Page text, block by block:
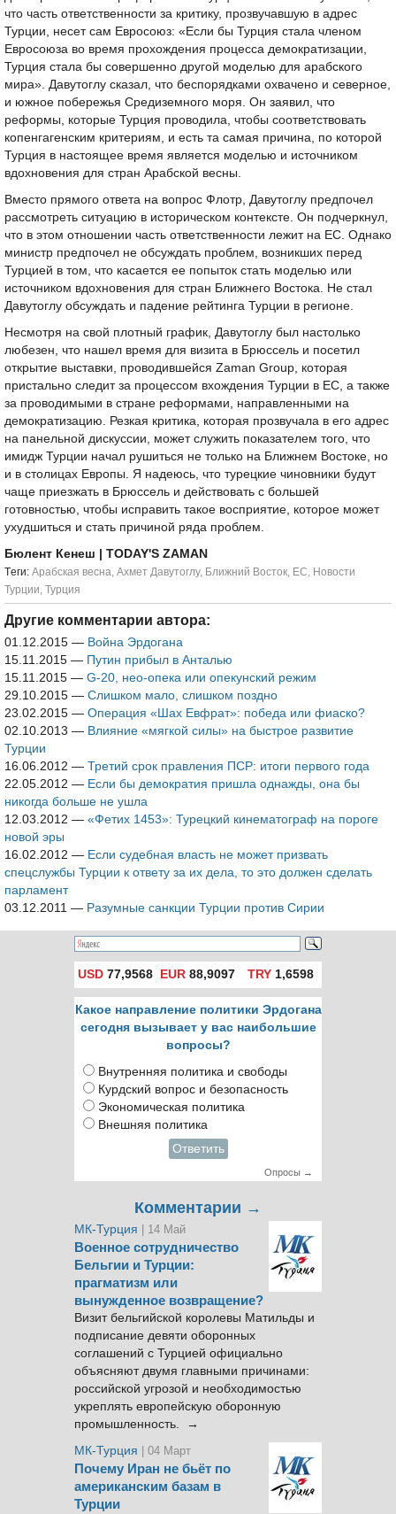
что часть ответственности за критику, прозвучавшую в адрес
Турции, несет сам Евросоюз: «Если бы Турция стала членом
Евросоюза во время прохождения процесса демократизации,
Турция стала бы совершенно другой моделью для арабского
мира». Давутоглу сказал, что беспорядками охвачено и северное,
и южное побережья Средиземного моря. Он заявил, что
реформы, которые Турция проводила, чтобы соответствовать
копенгагенским критериям, и есть та самая причина, по которой
Турция в настоящее время является моделью и источником
вдохновения для стран Арабской весны.
Вместо прямого ответа на вопрос Флотр, Давутоглу предпочел
рассмотреть ситуацию в историческом контексте. Он подчеркнул,
что в этом отношении часть ответственности лежит на ЕС. Однако
министр предпочел не обсуждать проблем, возникших перед
Турцией в том, что касается ее попыток стать моделью или
источником вдохновения для стран Ближнего Востока. Не стал
Давутоглу обсуждать и падение рейтинга Турции в регионе.
Несмотря на свой плотный график, Давутоглу был настолько
любезен, что нашел время для визита в Брюссель и посетил
открытие выставки, проводившейся Zaman Group, которая
пристально следит за процессом вхождения Турции в ЕС, а также
за проводимыми в стране реформами, направленными на
демократизацию. Резкая критика, которая прозвучала в его адрес
на панельной дискуссии, может служить показателем того, что
имидж Турции начал рушиться не только на Ближнем Востоке, но
и в столицах Европы. Я надеюсь, что турецкие чиновники будут
чаще приезжать в Брюссель и действовать с большей
готовностью, чтобы исправить такое восприятие, которое может
ухудшиться и стать причиной ряда проблем.
Бюлент Кенеш
| TODAY'S ZAMAN
Tеги: Арабская весна, Ахмет Давутоглу, Ближний Восток, ЕС, Новости
Турции, Турция
Другие комментарии автора:
01.12.2015 — Война Эрдогана
15.11.2015 — Путин прибыл в Анталью
15.11.2015 — G-20, нео-опека или опекунский режим
29.10.2015 — Слишком мало, слишком поздно
23.02.2015 — Операция «Шах Евфрат»: победа или фиаско?
02.10.2013 — Влияние «мягкой силы» на быстрое развитие
Турции
16.06.2012 — Третий срок правления ПСР: итоги первого года
22.05.2012 — Если бы демократия пришла однажды, она бы
никогда больше не ушла
12.03.2012 — «Фетих 1453»: Турецкий кинематограф на пороге
новой эры
16.02.2012 — Если судебная власть не может призвать
спецслужбы Турции к ответу за их дела, то это должен сделать
парламент
03.12.2011 — Разумные санкции Турции против Сирии
USD 77,9568 EUR 88,9097 TRY1,6598
Какое направление политики Эрдогана
сегодня вызывает у вас наибольшие
вопросы?
Внутренняя политика и свободы
Курдский вопрос и безопасность
Экономическая политика
Внешняя политика
Ответить
Опросы →
Комментарии →
МК-Турция | 14 Май
Военное сотрудничество
Бельгии и Турции:
прагматизм или
вынужденное возвращение?
Визит бельгийской королевы Матильды и
подписание девяти оборонных
соглашений с Турцией официально
объясняют двумя главными причинами:
российской угрозой и необходимостью
укреплять европейскую оборонную
промышленность. →
МК-Турция
| 04 Март
Почему Иран не бьёт по
американским базам в
Турции